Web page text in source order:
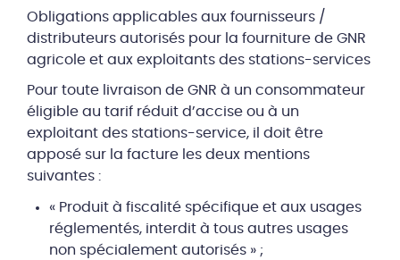
Obligations applicables aux fournisseurs /
distributeurs autorisés pour la fourniture de GNR
agricole et aux exploitants des stations-services
Pour toute livraison de GNR à un consommateur
éligible au tarif réduit d’accise ou à un
exploitant des stations-service, il doit être
apposé sur la facture les deux mentions
suivantes :
« Produit à fiscalité spécifique et aux usages
réglementés, interdit à tous autres usages
non spécialement autorisés » ;